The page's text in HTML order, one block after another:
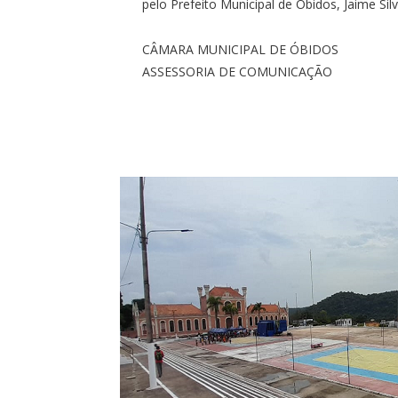
pelo Prefeito Municipal de Óbidos, Jaime
CÂMARA MUNICIPAL DE ÓBIDOS
ASSESSORIA DE COMUNICAÇÃO